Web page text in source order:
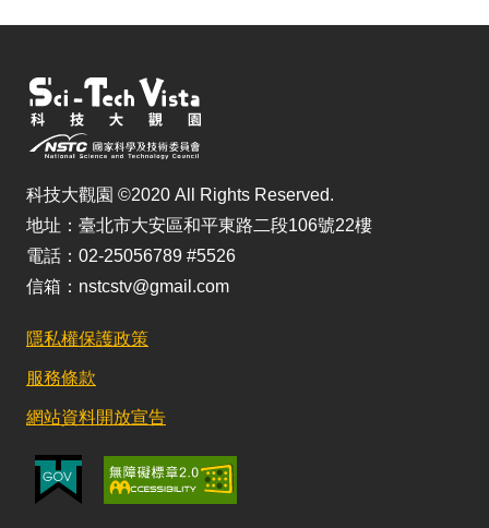
科技大觀園 ©2020 All Rights Reserved.
地址：臺北市大安區和平東路二段106號22樓
電話：02-25056789 #5526
信箱：nstcstv@gmail.com
隱私權保護政策
服務條款
網站資料開放宣告